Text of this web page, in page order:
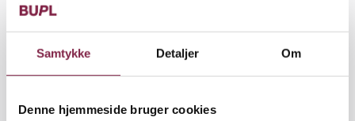
Samtykke Detaljer Om
Denne hjemmeside bruger cookies
de har lavet indtil nu, slet ikke duer. Men
pædagoger kan få et mere nuanceret syn på barnet
ved hjælp af viden om det neurologiske, og det kan
de bruge sideløbende med alt det andet, de kan. Jeg
de finder en god forklaring på barnets